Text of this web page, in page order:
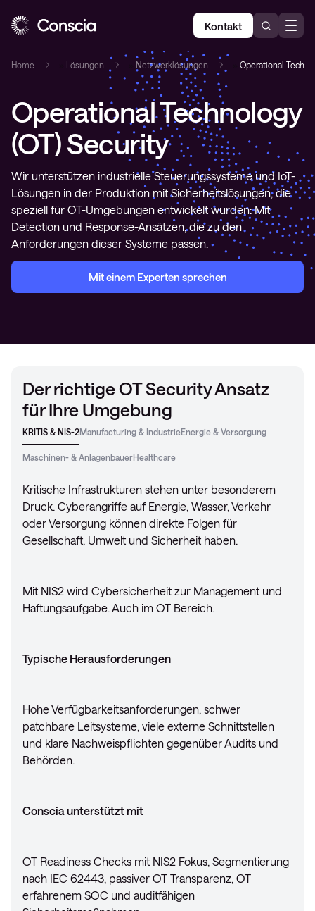
Kontakt
Home Lösungen Netzwerklösungen Operational
Operational Technology
(OT) Security
Wir unterstützen industrielle Steuerungssysteme und IoT-
Lösungen in der Produktion mit Sicherheitslösungen, die
speziell für OT-Umgebungen entwickelt wurden: Mit
Detection und Response-Ansätzen, die zu den
Anforderungen dieser Systeme passen.
Mit einem Experten sprechen
Der richtige OT Security Ansatz
für Ihre Umgebung
KRITIS & NIS-2
Kritische Infrastrukturen stehen unter besonderem
Druck. Cyberangriffe auf Energie, Wasser, Verkehr
oder Versorgung können direkte Folgen für
Gesellschaft, Umwelt und Sicherheit haben.
Mit NIS2 wird Cybersicherheit zur Management und
Haftungsaufgabe. Auch im OT Bereich.
Typische Herausforderungen
Hohe Verfügbarkeitsanforderungen, schwer
patchbare Leitsysteme, viele externe Schnittstellen
und klare Nachweispflichten gegenüber Audits und
Behörden.
Conscia unterstützt mit
OT Readiness Checks mit NIS2 Fokus, Segmentierung
nach IEC 62443, passiver OT Transparenz, OT
erfahrenem SOC und auditfähigen
Manufacturing & IndustrieEnergie & Versorgung
Maschinen- & AnlagenbauerHealthcare